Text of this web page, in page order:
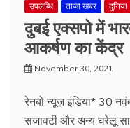
उपलब्धि ताजा खबर दुनिया
दुबई एक्सपो में
आकर्षण का केंद्र
November 30, 2021
रेनबो न्यूज़ इंडिया* 30
सजावटी और अन्य घरेलू